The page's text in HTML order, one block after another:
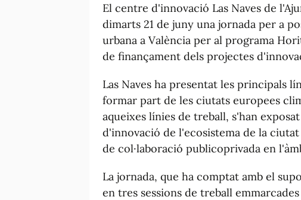
El centre d'innovació Las Naves de
dimarts 21 de juny una jornada per a
urbana a València per al programa
de finançament dels projectes
Las Naves ha presentat les principals
formar part de les ciutats europees
aqueixes línies de treball, s'han
d'innovació de l'ecosistema de la
de col·laboració publicoprivada en
La jornada, que ha comptat amb el
en tres sessions de treball